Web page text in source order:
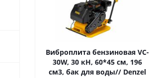
Виброплита бензиновая VC-
30W, 30 кН, 60*45 см, 196
см3, бак для воды// Denzel